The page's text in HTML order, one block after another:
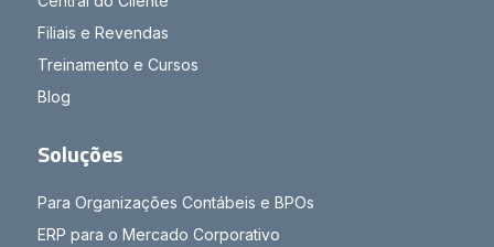
Filiais e Revendas
Treinamento e Cursos
Blog
Soluções
Para Organizações Contábeis e BPOs
ERP para o Mercado Corporativo